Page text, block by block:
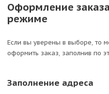
Оформление
режиме
Если вы уверены в выборе, то
оформить заказ, заполнив по
Заполнение адреса